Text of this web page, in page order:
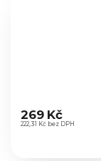
hodnocení
produktu
222,31 Kč bez DPH
269 Kč